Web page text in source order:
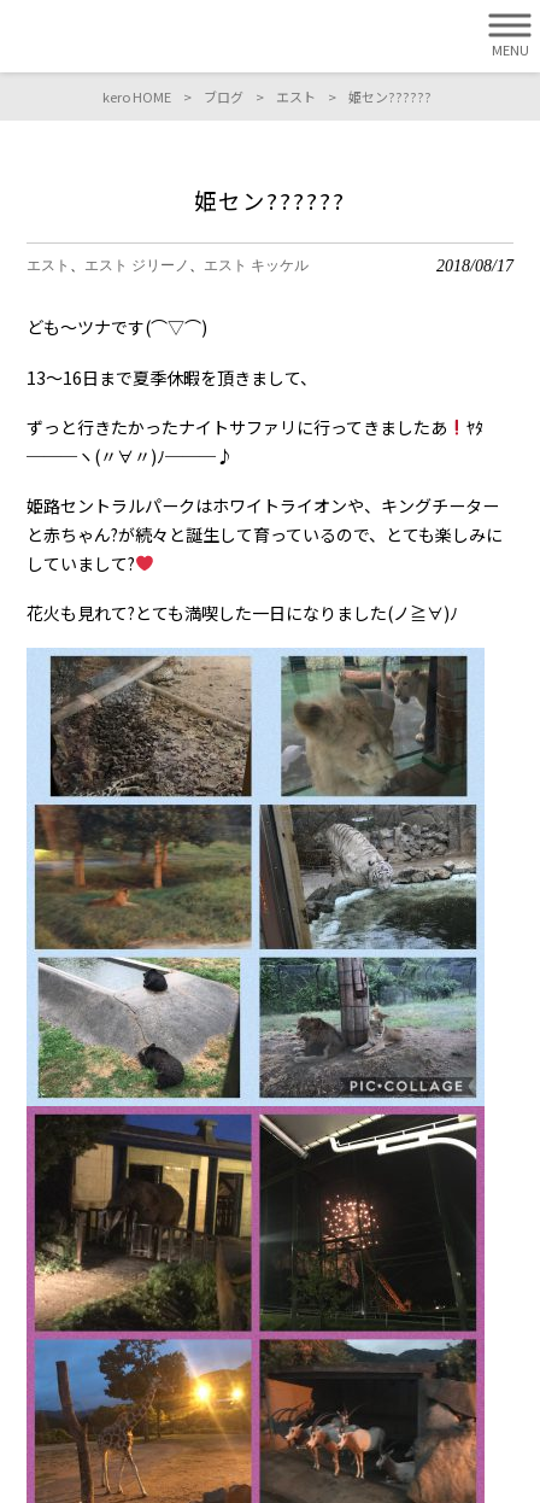
MENU
kero HOME > ブログ > エスト > 姫セン??????
姫セン??????
エスト エスト ジリーノ エスト キッケル 2018/08/17
ども〜ツナです(⌒▽⌒)
13〜16日まで夏季休暇を頂きまして、
ずっと行きたかったナイトサファリに行ってきましたあ
ﾔﾀ
───ヽ(〃∀〃)ﾉ───♪
姫路セントラルパークはホワイトライオンや、キングチーター
と赤ちゃん?が続々と誕生して育っているので、とても楽しみに
していまして?
花火も見れて?とても満喫した一日になりました(ノ≧∀)ﾉ